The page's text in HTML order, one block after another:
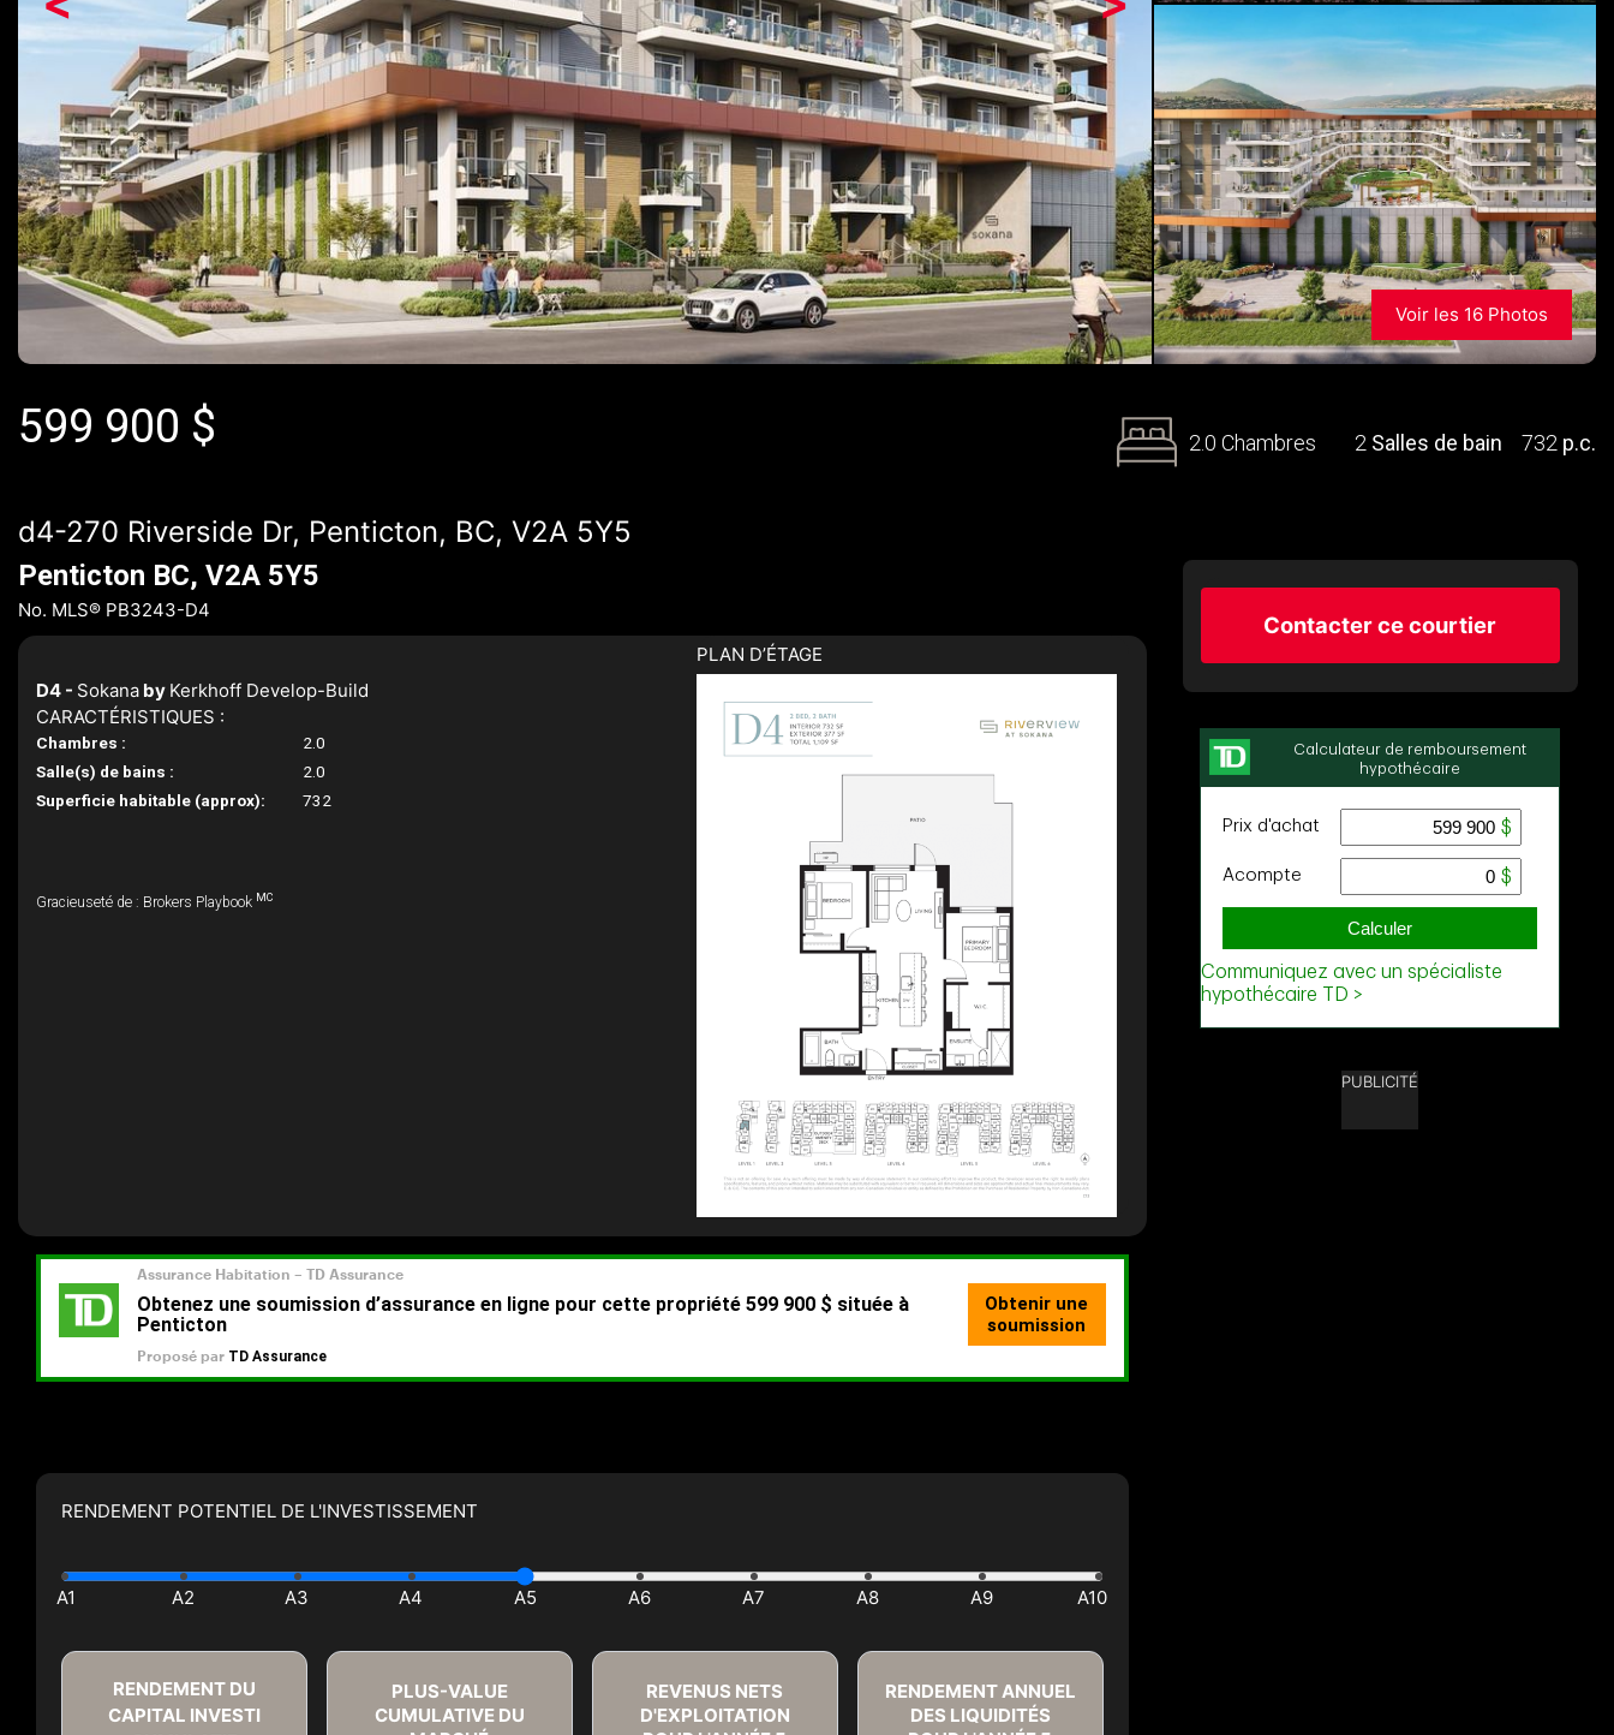
Voir les 16 Photos
599 900 $ 2.0 Chambres 2 Salles de bain 732 p.c.
d4-270 Riverside Dr, Penticton, BC, V2A 5Y5
Penticton BC, V2A 5Y5
No. MLS® PB3243-D4
D4 - Sokana by Kerkhoff Develop-Build
CARACTÉRISTIQUES :
Chambres :
2.0
Salle(s) de bains :
2.0
Superficie habitable (approx):
732
Gracieuseté de : Brokers Playbook MC
PLAN D’ÉTAGE
RENDEMENT POTENTIEL DE L'INVESTISSEMENT
RENDEMENT DU
CAPITAL INVESTI
PLUS-VALUE
CUMULATIVE DU
REVENUS NETS
D'EXPLOITATION
RENDEMENT ANNUEL
DES LIQUIDITÉS
Contacter ce courtier
PUBLICITÉ